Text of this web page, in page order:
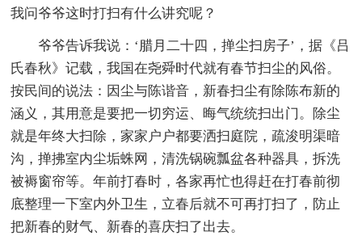
我问爷爷这时打扫有什么讲究呢？
爷爷告诉我说：‘腊月二十四，掸尘扫房子’，据《吕
氏春秋》记载，我国在尧舜时代就有春节扫尘的风俗。
按民间的说法：因尘与陈谐音，新春扫尘有除陈布新的
涵义，其用意是要把一切穷运、晦气统统扫出门。除尘
就是年终大扫除，家家户户都要洒扫庭院，疏浚明渠暗
沟，掸拂室内尘垢蛛网，清洗锅碗瓢盆各种器具，拆洗
被褥窗帘等。年前打春时，各家再忙也得赶在打春前彻
底整理一下室内外卫生，立春后就不可再打扫了，防止
把新春的财气、新春的喜庆扫了出去。